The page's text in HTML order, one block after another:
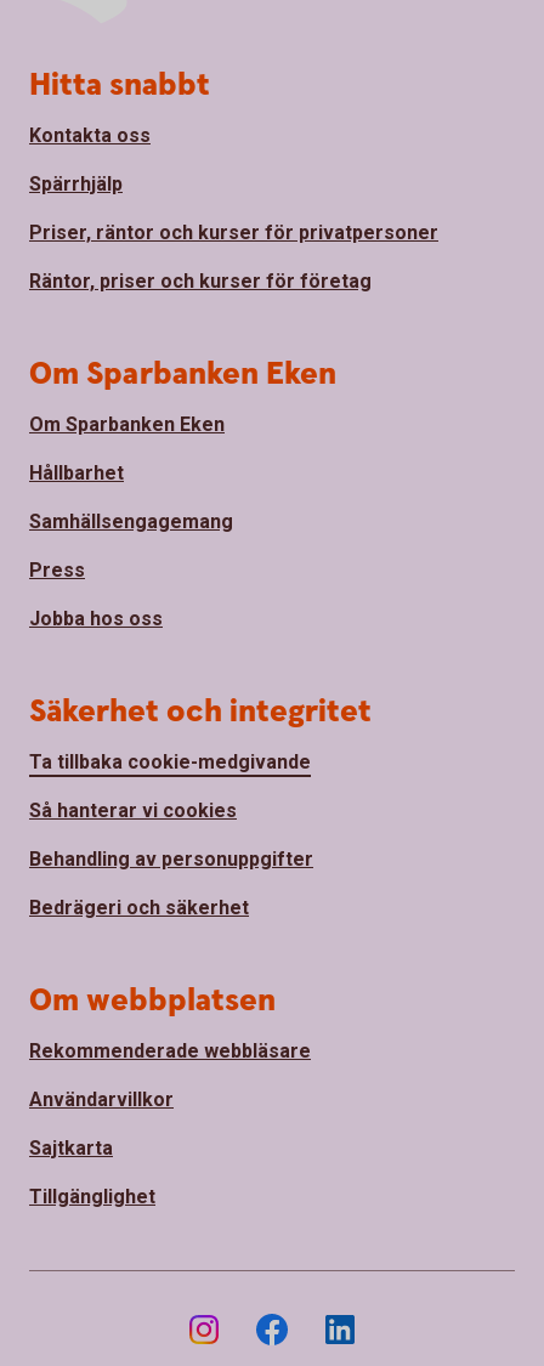
Sidfot
Hitta snabbt
Kontakta oss
Spärrhjälp
Priser, räntor och kurser för privatpersoner
Räntor, priser och kurser för företag
Om Sparbanken Eken
Om Sparbanken Eken
Hållbarhet
Samhällsengagemang
Press
Jobba hos oss
Säkerhet och integritet
Ta tillbaka cookie-medgivande
Så hanterar vi cookies
Behandling av personuppgifter
Bedrägeri och säkerhet
Om webbplatsen
Rekommenderade webbläsare
Användarvillkor
Sajtkarta
Tillgänglighet